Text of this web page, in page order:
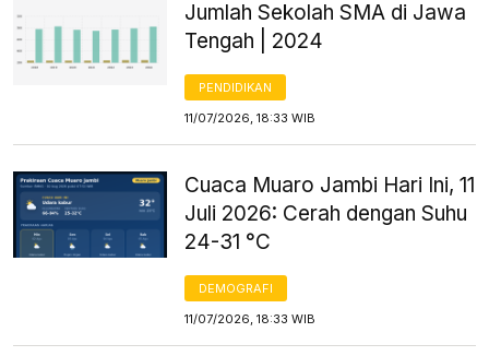
Jumlah Sekolah SMA di Jawa
Tengah | 2024
PENDIDIKAN
11/07/2026, 18:33 WIB
Cuaca Muaro Jambi Hari Ini, 11
Juli 2026: Cerah dengan Suhu
24-31 °C
DEMOGRAFI
11/07/2026, 18:33 WIB